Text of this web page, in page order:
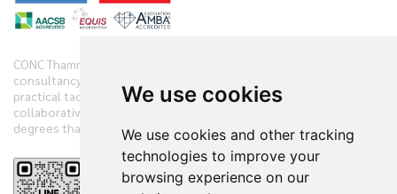
We use cookies
We use cookies and other tracking
technologies to improve your
browsing experience on our
CONC Thammasat offers clients diverse range of business
consultancy, implementation services and training initiatives with
practical tactics. We have practiced and demonstrate new
collaborative techniques to diagnose clients’ companies in 360
degrees that have accelerated the clients’ performances.